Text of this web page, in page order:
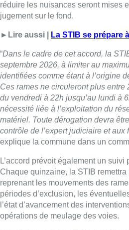
réduire les nuisances seront mises
jugement sur le fond.
►Lire aussi | La STIB se prépare
“Dans le cadre de cet accord, la
septembre 2026, à limiter au
identifiées comme étant à l’origine
Ces rames ne circuleront plus entre
du vendredi à 22h jusqu’au lundi à
nécessité liée à l’exploitation du
matériel. Toute dérogation devra
contrôle de l’expert judiciaire et aux
explique la commune dans un
L’accord prévoit également un
Chaque quinzaine, la STIB
reprenant les mouvements des
périodes d’exclusion, les
l’état d’avancement des
opérations de meulage des voies.